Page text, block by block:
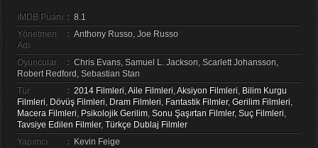
IMDB Puanı : 8.1
Yönetmen
Adı
: Anthony Russo, Joe Russo
Oyuncular : Chris Evans, Samuel L. Jackson, Scarlett Johansson,
Robert Redford, Sebastian Stan
Tür
: 2014 Filmleri,Aile Filmleri,Aksiyon Filmleri, Bilim Kurgu
Filmleri, Dövüş Filmleri, Dram Filmleri, Fantastik Filmler, Gerilim Filmleri,
Macera Filmleri, Psikolojik Gerilim, Sonu Şaşırtan Filmler, Suç Filmleri,
Tavsiye Edilen Filmler, Türkçe Dublaj Filmler
Yapımcı
: Kevin Feige